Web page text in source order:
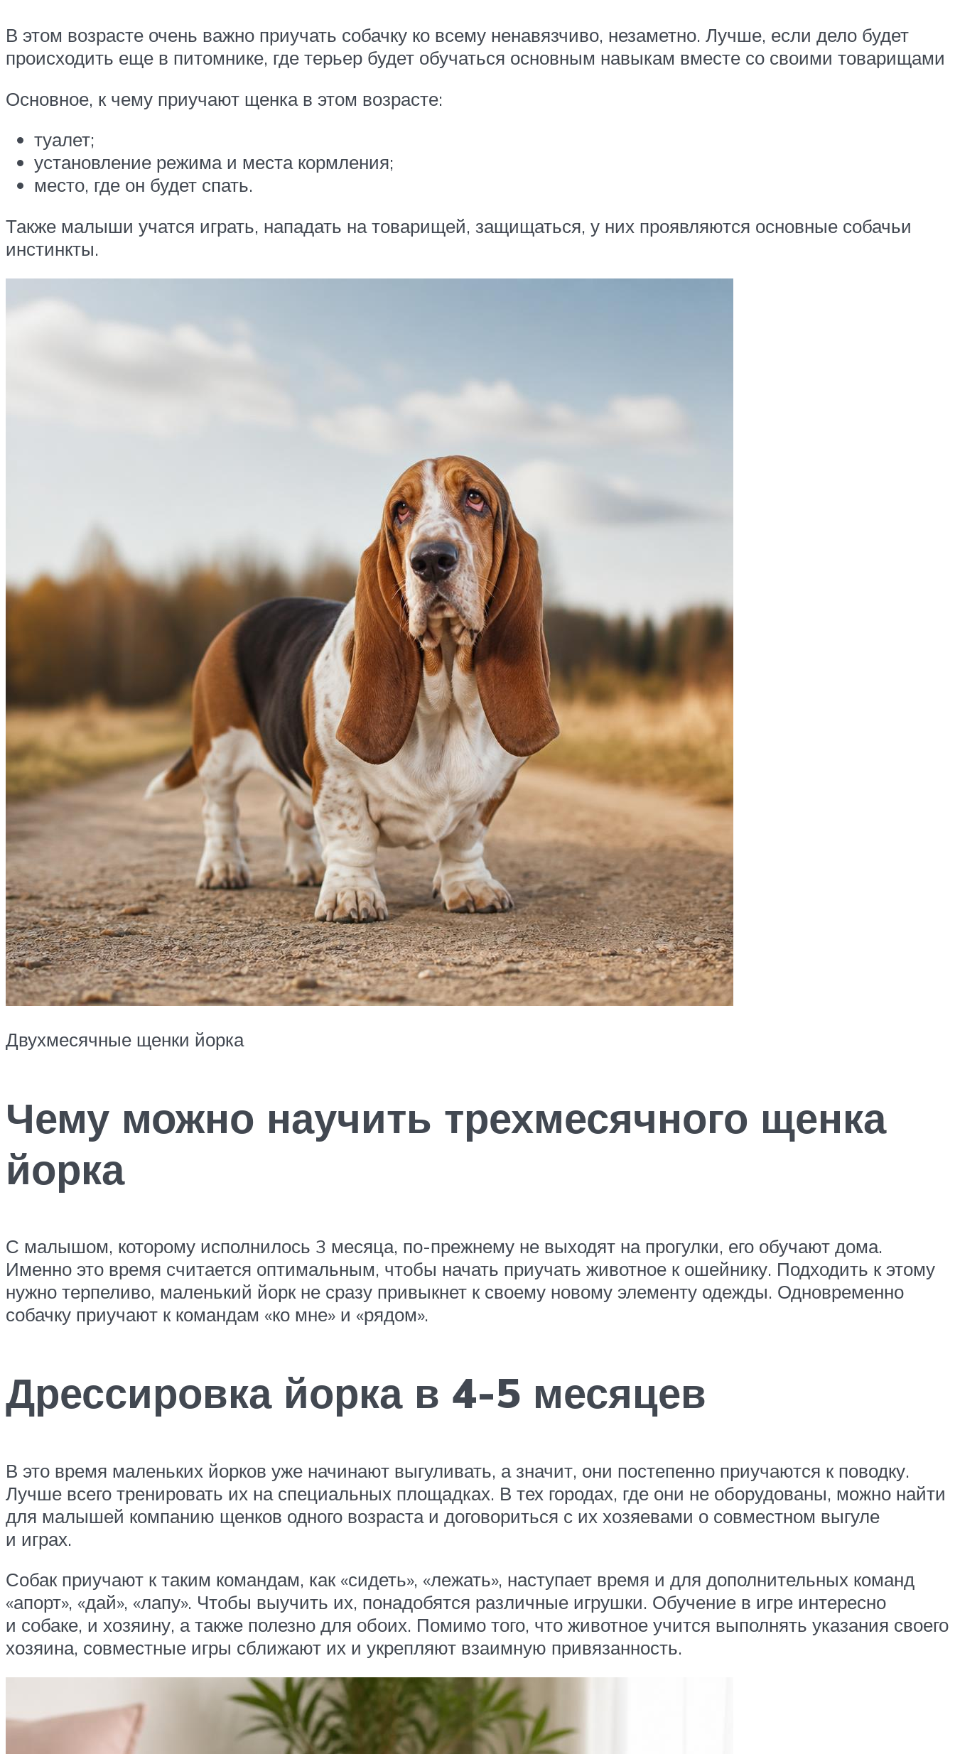
В этом возрасте очень важно приучать собачку ко всему ненавязчиво, незаметно. Лучше, если дело будет
происходить еще в питомнике, где терьер будет обучаться основным навыкам вместе со своими товарищами
Основное, к чему приучают щенка в этом возрасте:
туалет;
установление режима и места кормления;
место, где он будет спать.
Также малыши учатся играть, нападать на товарищей, защищаться, у них проявляются основные собачьи
инстинкты.
Двухмесячные щенки йорка
Чему можно научить трехмесячного щенка
йорка
С малышом, которому исполнилось 3 месяца, по-прежнему не выходят на прогулки, его обучают дома.
Именно это время считается оптимальным, чтобы начать приучать животное к ошейнику. Подходить к этому
нужно терпеливо, маленький йорк не сразу привыкнет к своему новому элементу одежды. Одновременно
собачку приучают к командам «ко мне» и «рядом».
Дрессировка йорка в 4-5 месяцев
В это время маленьких йорков уже начинают выгуливать, а значит, они постепенно приучаются к поводку.
Лучше всего тренировать их на специальных площадках. В тех городах, где они не оборудованы, можно найти
для малышей компанию щенков одного возраста и договориться с их хозяевами о совместном выгуле
и играх.
Собак приучают к таким командам, как «сидеть», «лежать», наступает время и для дополнительных команд
«апорт», «дай», «лапу». Чтобы выучить их, понадобятся различные игрушки. Обучение в игре интересно
и собаке, и хозяину, а также полезно для обоих. Помимо того, что животное учится выполнять указания своего
хозяина, совместные игры сближают их и укрепляют взаимную привязанность.